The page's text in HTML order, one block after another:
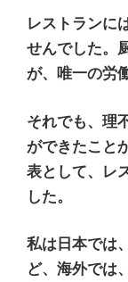
レストランに
せんでした。
が、唯一の労
それでも、理
ができたこと
表として、レ
した。
私は日本では
ど、海外では